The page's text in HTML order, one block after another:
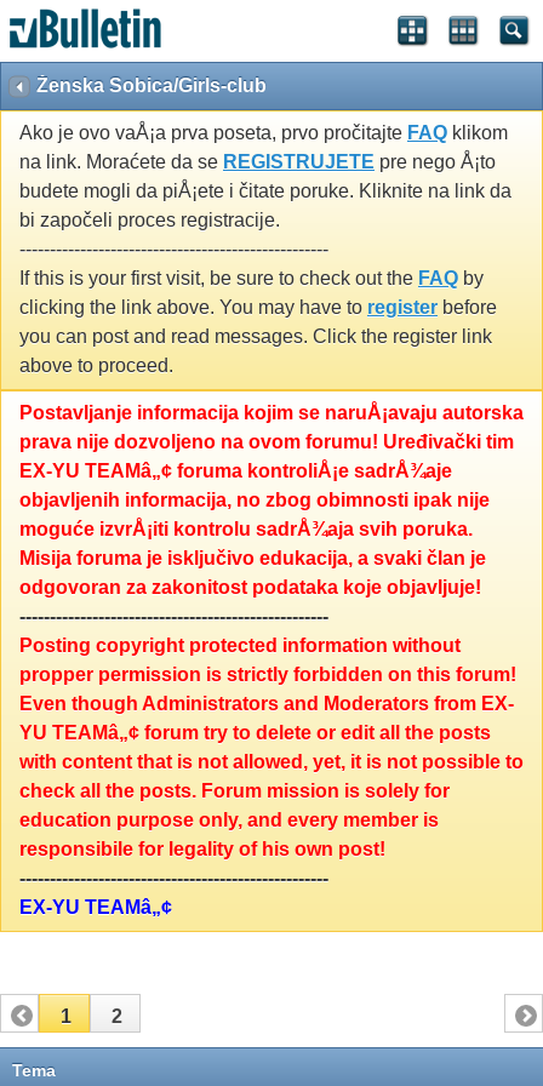
Ženska Sobica/Girls-club
Ako je ovo vaÅ¡a prva poseta, prvo pročitajte FAQ klikom
na link. Moraćete da se REGISTRUJETE pre nego Å¡to
budete mogli da piÅ¡ete i čitate poruke. Kliknite na link da
bi započeli proces registracije.
---------------------------------------------------
If this is your first visit, be sure to check out the FAQ by
clicking the link above. You may have to register before
you can post and read messages. Click the register link
above to proceed.
Postavljanje informacija kojim se naruÅ¡avaju autorska
prava nije dozvoljeno na ovom forumu! Uređivački tim
EX-YU TEAMâ„¢ foruma kontroliÅ¡e sadrÅ¾aje
objavljenih informacija, no zbog obimnosti ipak nije
moguće izvrÅ¡iti kontrolu sadrÅ¾aja svih poruka.
Misija foruma je isključivo edukacija, a svaki član je
odgovoran za zakonitost podataka koje objavljuje!
---------------------------------------------------
Posting copyright protected information without
propper permission is strictly forbidden on this forum!
Even though Administrators and Moderators from EX-
YU TEAMâ„¢ forum try to delete or edit all the posts
with content that is not allowed, yet, it is not possible to
check all the posts. Forum mission is solely for
education purpose only, and every member is
responsibile for legality of his own post!
---------------------------------------------------
EX-YU TEAMâ„¢
1 2
Tema